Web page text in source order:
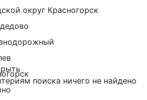
округ Красногорск
поиска ничего не найдено